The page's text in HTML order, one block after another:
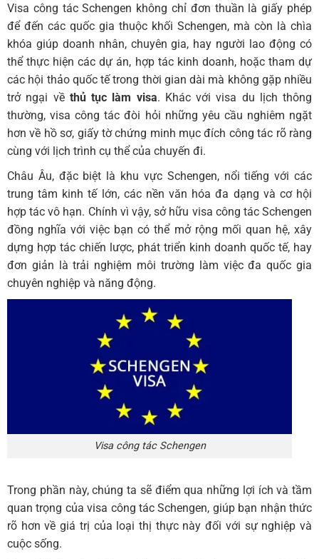
Visa công tác Schengen không chỉ đơn thuần là giấy phép
để đến các quốc gia thuộc khối Schengen, mà còn là chìa
khóa giúp doanh nhân, chuyên gia, hay người lao động có
thể thực hiện các dự án, hợp tác kinh doanh, hoặc tham dự
các hội thảo quốc tế trong thời gian dài mà không gặp nhiều
trở ngại về thủ tục làm visa. Khác với visa du lịch thông
thường, visa công tác đòi hỏi những yêu cầu nghiêm ngặt
hơn về hồ sơ, giấy tờ chứng minh mục đích công tác rõ ràng
cùng với lịch trình cụ thể của chuyến đi.
Châu Âu, đặc biệt là khu vực Schengen, nổi tiếng với các
trung tâm kinh tế lớn, các nền văn hóa đa dạng và cơ hội
hợp tác vô hạn. Chính vì vậy, sở hữu visa công tác Schengen
đồng nghĩa với việc bạn có thể mở rộng mối quan hệ, xây
dựng hợp tác chiến lược, phát triển kinh doanh quốc tế, hay
đơn giản là trải nghiệm môi trường làm việc đa quốc gia
chuyên nghiệp và năng động.
Visa công tác Schengen
Trong phần này, chúng ta sẽ điểm qua những lợi ích và tầm
quan trọng của visa công tác Schengen, giúp bạn nhận thức
rõ hơn về giá trị của loại thị thực này đối với sự nghiệp và
cuộc sống.